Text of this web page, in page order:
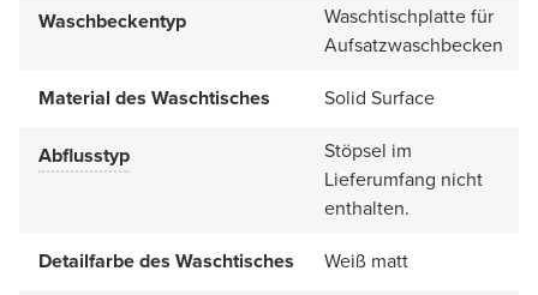
Waschbeckentyp
Waschtischplatte für
Aufsatzwaschbecken
Material des Waschtisches
Solid Surface
Abflusstyp
Stöpsel im
Lieferumfang nicht
enthalten.
Detailfarbe des Waschtisches
Weiß matt